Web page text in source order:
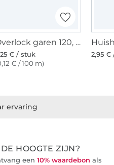
Overlock garen 120, 2740 m, gebroken wit
€ / stuk
€ / 100 m)
2,95 €
ervaring
HOOGTE ZIJN?
een 10% waardebon als